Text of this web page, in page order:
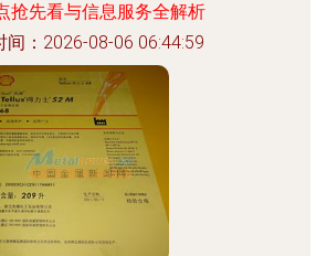
抢先看与信息服务全解析
间：2026-08-06 06:44:59